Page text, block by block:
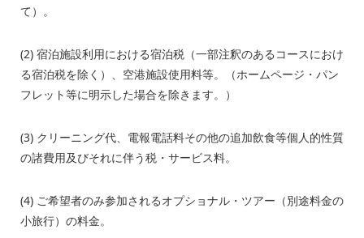
て）。
(2) 宿泊施設利用における宿泊税（一部注釈のあるコースにおけ
る宿泊税を除く）、空港施設使用料等。（ホームページ・パン
フレット等に明示した場合を除きます。）
(3) クリーニング代、電報電話料その他の追加飲食等個人的性質
の諸費用及びそれに伴う税・サービス料。
(4) ご希望者のみ参加されるオプショナル・ツアー（別途料金の
小旅行）の料金。